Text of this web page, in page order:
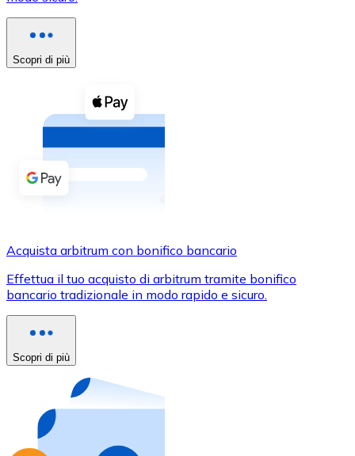
Vedi tutto
Buoni cripto
Acquista criptovalute in contanti e altri mezzi di
Acquista con contanti
Bonifico SEPA
Usa le carte Visa e Mastercard per acquistare
Acquista con carta
Acquista gift card dei tuoi marchi preferiti con
Vai al negozio di carte regalo
Scopri di più
Acquista arbitrum con bonifico bancario
Effettua il tuo acquisto di arbitrum tramite bonifico
bancario tradizionale in modo rapido e sicuro.
Scopri di più